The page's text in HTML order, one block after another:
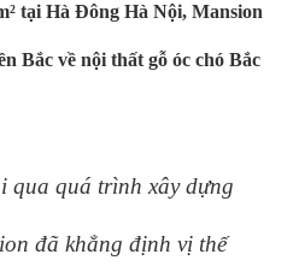
tại Hà Đông Hà Nội, Mansion
Bắc về nội thất gỗ óc chó Bắc
qua quá trình xây dựng
đã khẳng định vị thế